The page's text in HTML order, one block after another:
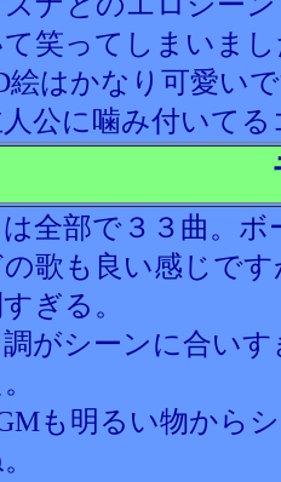
て笑ってしまいま
絵はかなり可愛い
公に噛み付いて
全部で３３曲。
の歌も良い感じで
ぎる。
がシーンに合い
も明るい物から